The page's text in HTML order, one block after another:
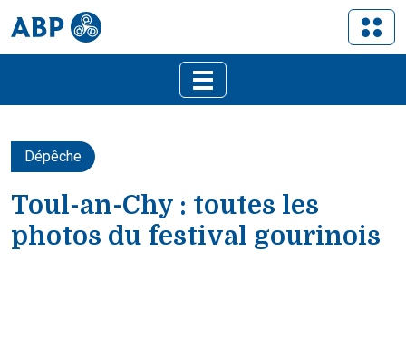
Dépêche
Toul-an-Chy : toutes les
photos du festival gourinois